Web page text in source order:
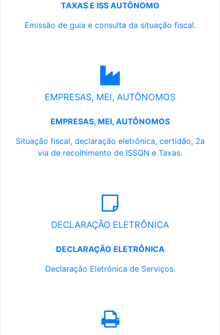
TAXAS E ISS AUTÔNOMO
Emissão de guia e consulta da situação fiscal.
EMPRESAS, MEI, AUTÔNOMOS
EMPRESAS, MEI, AUTÔNOMOS
Situação fiscal, declaração eletrônica, certidão, 2a
via de recolhimento de ISSQN e Taxas.
DECLARAÇÃO ELETRÔNICA
DECLARAÇÃO ELETRÔNICA
Declaração Eletrônica de Serviços.